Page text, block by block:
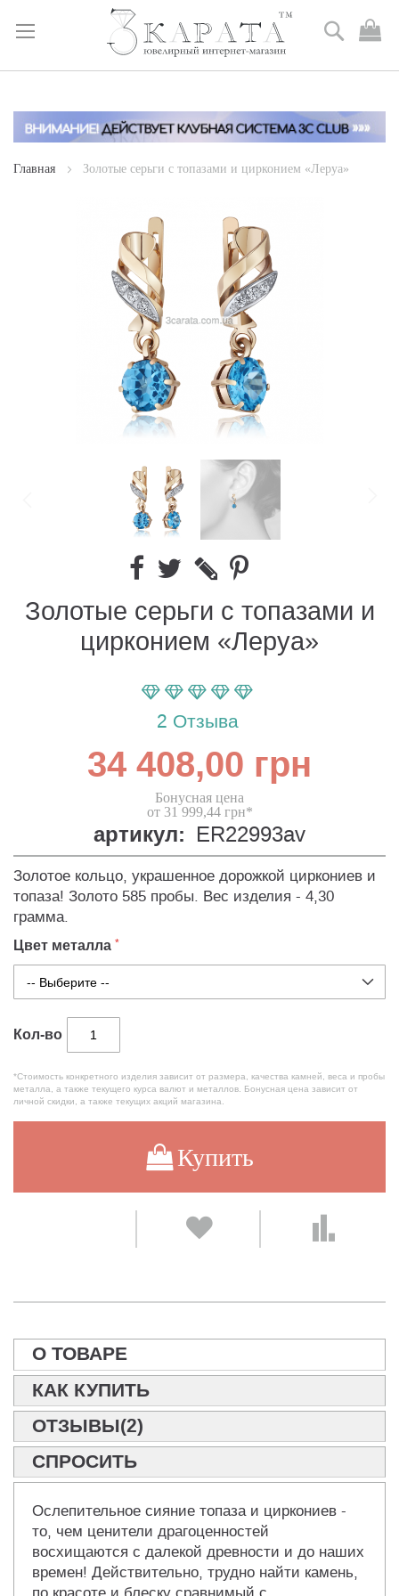
Skip
Content
Поиск
Главная Золотые серьги с топазами и цирконием «Леруа»
Золотые серьги с топазами и
цирконием «Леруа»
Параметр оценки:
100
% of100
2 Отзыва
34 408,00 грн
Бонусная цена
от 31 999,44 грн*
артикул: ER22993av
Золотое кольцо, украшенное дорожкой циркониев и
топаза! Золото 585 пробы. Вес изделия - 4,30
грамма.
Цвет металла
Кол-во
*Стоимость конкретного изделия зависит от размера, качества камней, веса и пробы
металла, а также текущего курса валют и металлов. Бонусная цена зависит от
личной скидки, а также текущих акций магазина.
Купить
О ТОВАРЕ
КАК КУПИТЬ
ОТЗЫВЫ(2)
СПРОСИТЬ
Ослепительное сияние топаза и циркониев -
то, чем ценители драгоценностей
восхищаются с далекой древности и до наших
времен! Действительно, трудно найти камень,